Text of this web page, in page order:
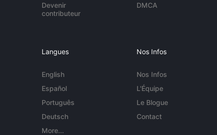
Devenir
contributeur
DMCA
Langues
English
Español
Português
Deutsch
More...
Nos Infos
Nos Infos
L'Équipe
Le Blogue
Contact